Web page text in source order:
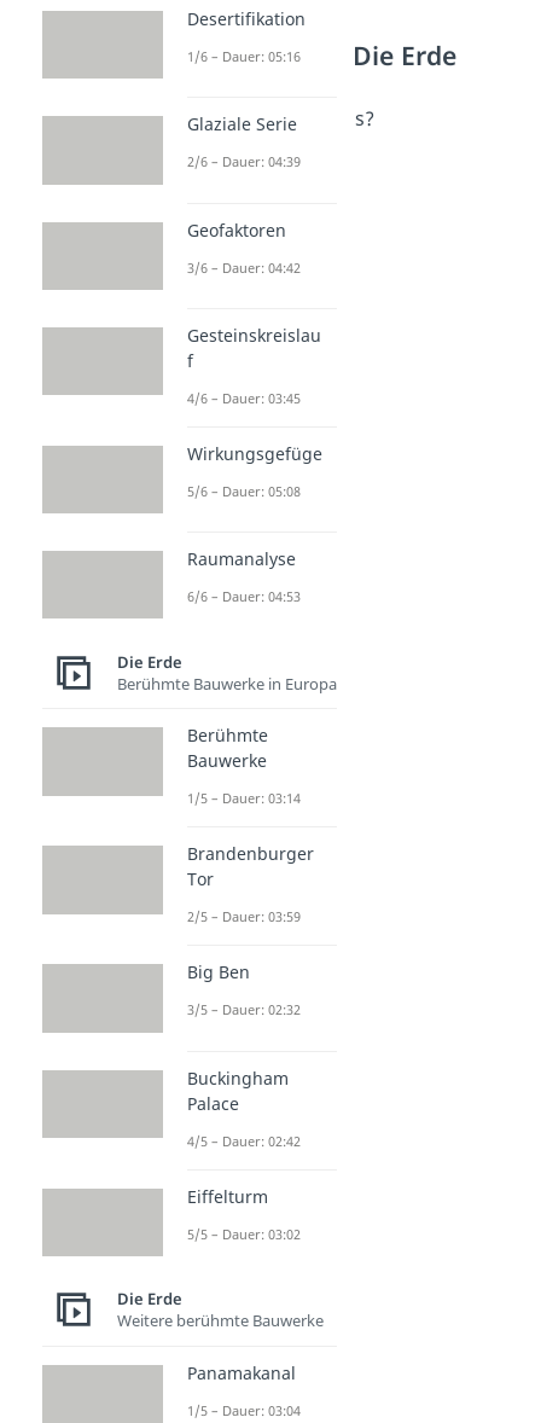
Weitere Inhalte: Die Erde
Wie viele Ozeane gibt es?
Meer
Süßwasser Meer
Dauer: 05:28
Schäre
Dauer: 03:04
Dauer: 02:49
Desertifikation
1/6 – Dauer: 05:16
Glaziale Serie
2/6 – Dauer: 04:39
Geofaktoren
3/6 – Dauer: 04:42
Gesteinskreislau
f
4/6 – Dauer: 03:45
Wirkungsgefüge
5/6 – Dauer: 05:08
Raumanalyse
6/6 – Dauer: 04:53
Die Erde
Berühmte Bauwerke in Europa
Berühmte
Bauwerke
1/5 – Dauer: 03:14
Brandenburger
Tor
2/5 – Dauer: 03:59
Big Ben
3/5 – Dauer: 02:32
Buckingham
Palace
4/5 – Dauer: 02:42
Eiffelturm
5/5 – Dauer: 03:02
Die Erde
Weitere berühmte Bauwerke
Panamakanal
1/5 – Dauer: 03:04